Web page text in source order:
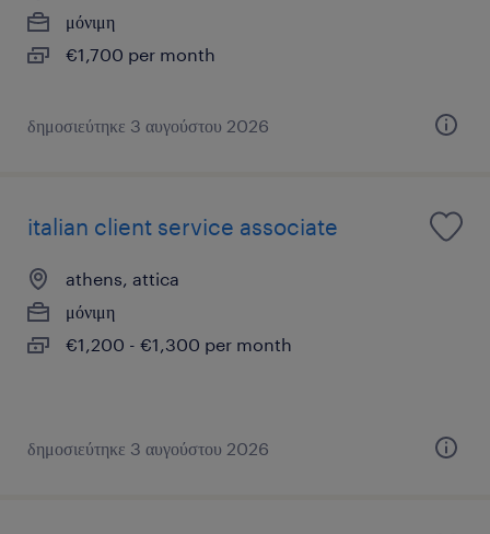
μόνιμη
€1,700 per month
δημοσιεύτηκε 3 αυγούστου 2026
italian client service associate
athens, attica
μόνιμη
€1,200 - €1,300 per month
δημοσιεύτηκε 3 αυγούστου 2026